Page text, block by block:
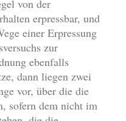
von der
erpressbar, und
einer Erpressung
zur
ebenfalls
dann liegen zwei
vor, über die die
sofern dem nicht im